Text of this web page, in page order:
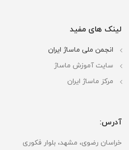
لینک های مفید
انجمن ملی ماساژ ایران
سایت آموزش ماساژ
مرکز ماساژ ایران
آدرس:
خراسان رضوی، مشهد، بلوار فکوری